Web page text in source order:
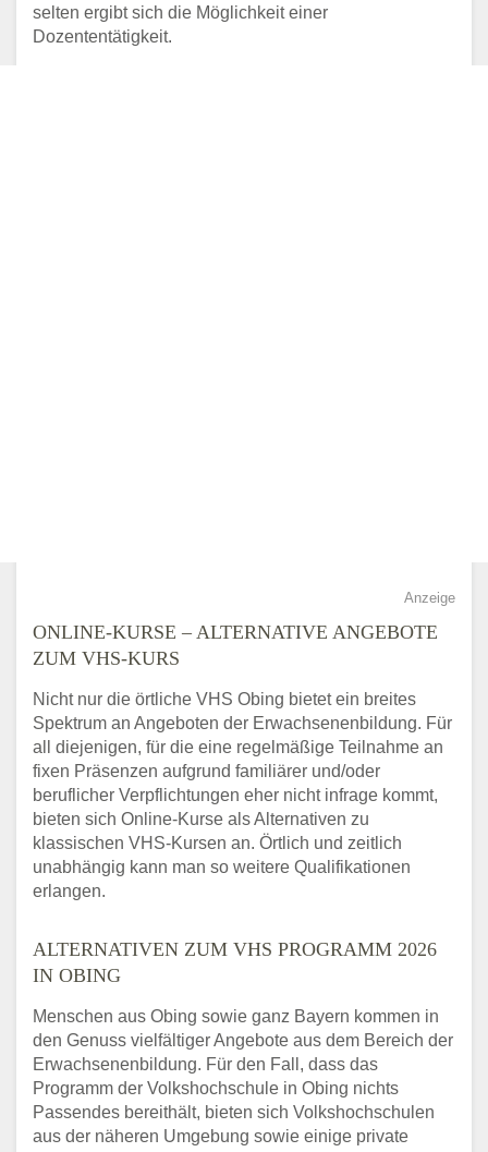
selten ergibt sich die Möglichkeit einer
Dozententätigkeit.
Anzeige
ONLINE-KURSE – ALTERNATIVE ANGEBOTE
ZUM VHS-KURS
Nicht nur die örtliche VHS Obing bietet ein breites
Spektrum an Angeboten der Erwachsenenbildung. Für
all diejenigen, für die eine regelmäßige Teilnahme an
fixen Präsenzen aufgrund familiärer und/oder
beruflicher Verpflichtungen eher nicht infrage kommt,
bieten sich Online-Kurse als Alternativen zu
klassischen VHS-Kursen an. Örtlich und zeitlich
unabhängig kann man so weitere Qualifikationen
erlangen.
ALTERNATIVEN ZUM VHS PROGRAMM 2026
IN OBING
Menschen aus Obing sowie ganz Bayern kommen in
den Genuss vielfältiger Angebote aus dem Bereich der
Erwachsenenbildung. Für den Fall, dass das
Programm der Volkshochschule in Obing nichts
Passendes bereithält, bieten sich Volkshochschulen
aus der näheren Umgebung sowie einige private